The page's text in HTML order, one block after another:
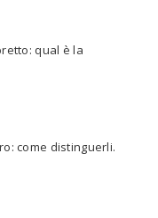
qual è la
come distinguerli.